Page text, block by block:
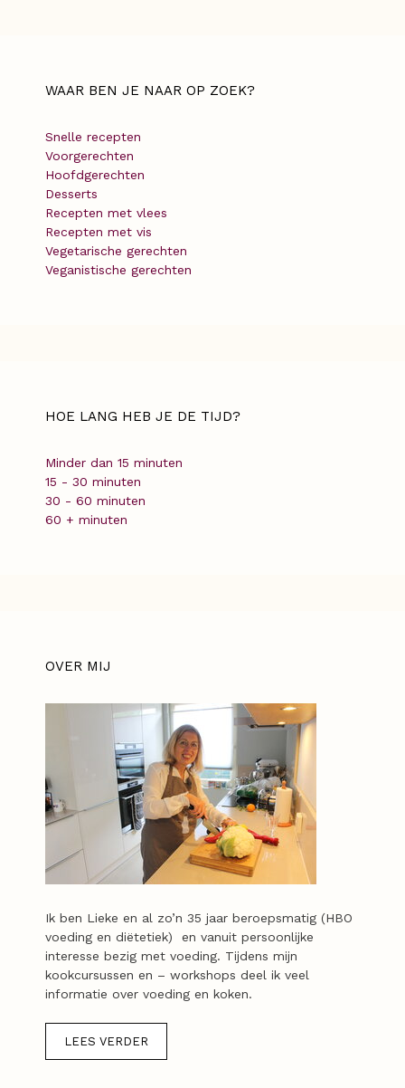
WAAR BEN JE NAAR OP ZOEK?
Snelle recepten
Voorgerechten
Hoofdgerechten
Desserts
Recepten met vlees
Recepten met vis
Vegetarische gerechten
Veganistische gerechten
HOE LANG HEB JE DE TIJD?
Minder dan 15 minuten
15 - 30 minuten
30 - 60 minuten
60 + minuten
OVER MIJ
Ik ben Lieke en al zo’n 35 jaar beroepsmatig (HBO
voeding en diëtetiek) en vanuit persoonlijke
interesse bezig met voeding. Tijdens mijn
kookcursussen en – workshops deel ik veel
informatie over voeding en koken.
LEES VERDER